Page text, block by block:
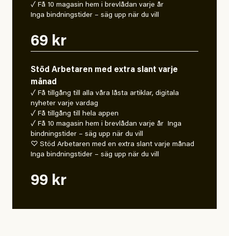
✓ Få 10 magasin hem i brevlådan varje år
Inga bindningstider – säg upp när du vill
69 kr
Stöd Arbetaren med extra slant varje
månad
✓ Få tillgång till alla våra låsta artiklar, digitala
nyheter varje vardag
✓ Få tillgång till hela appen
✓ Få 10 magasin hem i brevlådan varje år Inga
bindningstider – säg upp när du vill
♡ Stöd Arbetaren med en extra slant varje månad
Inga bindningstider – säg upp när du vill
99 kr